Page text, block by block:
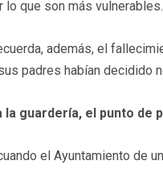
lo que son más vulnerables.
además, el
padres habían decidido
la guardería, el punto de
el Ayuntamiento de